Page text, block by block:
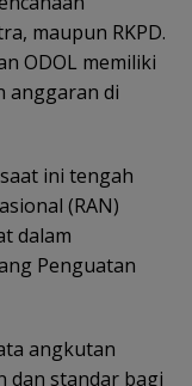
maupun RKPD.
ODOL memiliki
anggaran di
ini tengah
(RAN)
dalam
Penguatan
angkutan
dan standar bagi